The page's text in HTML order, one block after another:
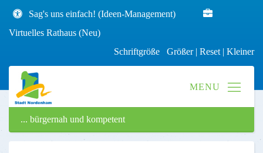
Sag's uns einfach! (Ideen-Management)
Virtuelles Rathaus (Neu)
Schriftgröße Größer| Reset | Kleiner
... bürgernah und kompetent